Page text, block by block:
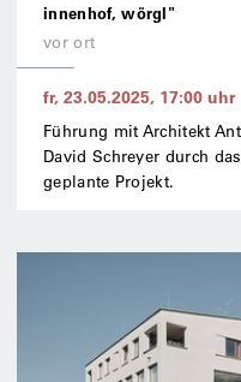
innenhof, wörgl"
vor ort
fr, 23.05.2025, 17:00 uhr
Führung mit Architekt
David Schreyer durch
geplante Projekt.